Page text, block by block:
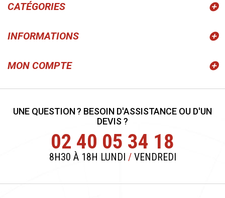
CATÉGORIES
INFORMATIONS
MON COMPTE
UNE QUESTION ? BESOIN D'ASSISTANCE OU D'UN
DEVIS ?
02 40 05 34 18
8H30 À 18H LUNDI /VENDREDI